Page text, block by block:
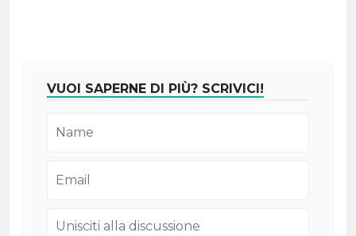
VUOI SAPERNE DI PIÙ? SCRIVICI!